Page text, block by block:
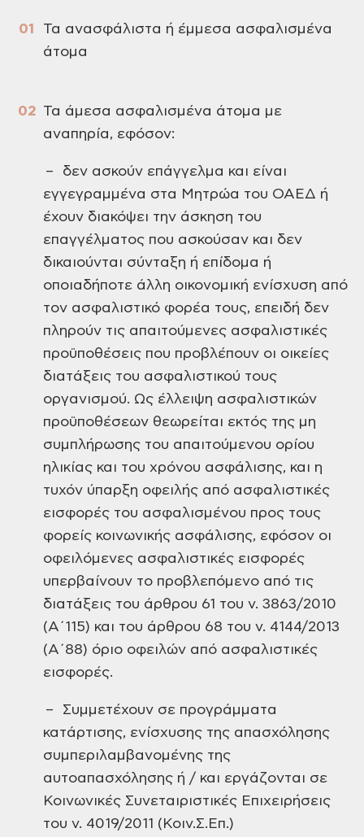
Τα ανασφάλιστα ή έμμεσα ασφαλισμένα
άτομα
Τα άμεσα ασφαλισμένα άτομα με
αναπηρία, εφόσον:
– δεν ασκούν επάγγελμα και είναι
εγγεγραμμένα στα Μητρώα του ΟΑΕΔ ή
έχουν διακόψει την άσκηση του
επαγγέλματος που ασκούσαν και δεν
δικαιούνται σύνταξη ή επίδομα ή
οποιαδήποτε άλλη οικονομική ενίσχυση από
τον ασφαλιστικό φορέα τους, επειδή δεν
πληρούν τις απαιτούμενες ασφαλιστικές
προϋποθέσεις που προβλέπουν οι οικείες
διατάξεις του ασφαλιστικού τους
οργανισμού. Ως έλλειψη ασφαλιστικών
προϋποθέσεων θεωρείται εκτός της μη
συμπλήρωσης του απαιτούμενου ορίου
ηλικίας και του χρόνου ασφάλισης, και η
τυχόν ύπαρξη οφειλής από ασφαλιστικές
εισφορές του ασφαλισμένου προς τους
φορείς κοινωνικής ασφάλισης, εφόσον οι
οφειλόμενες ασφαλιστικές εισφορές
υπερβαίνουν το προβλεπόμενο από τις
διατάξεις του άρθρου 61 του ν. 3863/2010
(Α΄115) και του άρθρου 68 του ν. 4144/2013
(Α΄88) όριο οφειλών από ασφαλιστικές
εισφορές.
– Συμμετέχουν σε προγράμματα
κατάρτισης, ενίσχυσης της απασχόλησης
συμπεριλαμβανομένης της
αυτοαπασχόλησης ή / και εργάζονται σε
Κοινωνικές Συνεταιριστικές Επιχειρήσεις
του ν. 4019/2011 (Κοιν.Σ.Επ.)